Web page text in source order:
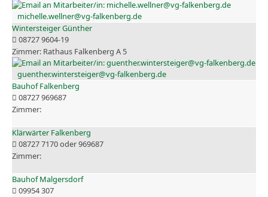
michelle.wellner@vg-falkenberg.de
Wintersteiger Günther
08727 9604-19
Rathaus Falkenberg A 5
guenther.wintersteiger@vg-falkenberg.de
Bauhof Falkenberg
08727 969687
Klärwärter Falkenberg
08727 7170 oder 969687
Bauhof Malgersdorf
09954 307